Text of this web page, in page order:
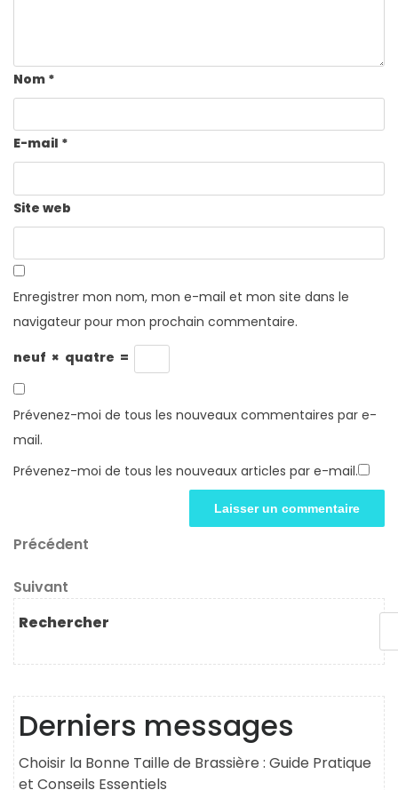
Nom *
E-mail *
Site web
Enregistrer mon nom, mon e-mail et mon site dans le
navigateur pour mon prochain commentaire.
neuf × quatre =
Prévenez-moi de tous les nouveaux commentaires par e-
mail.
Prévenez-moi de tous les nouveaux articles par e-mail.
Navigation
de
l’article
Article
Précédent
Article
suivant
Suivant
Rechercher
Derniers messages
Choisir la Bonne Taille de Brassière : Guide Pratique
et Conseils Essentiels